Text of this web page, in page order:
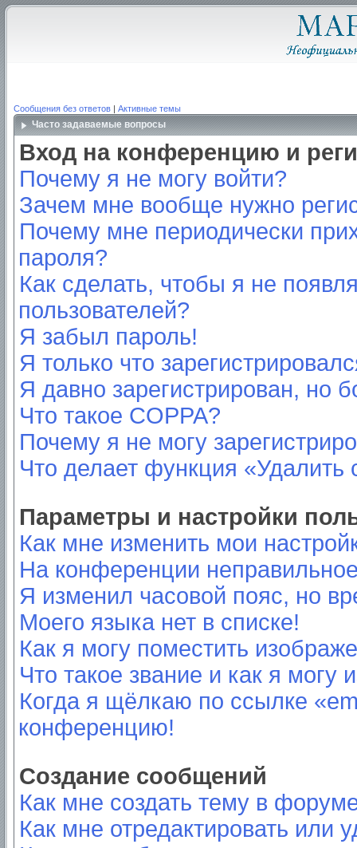
Сообщения без ответов | Активные темы
Часто задаваемые вопросы
Вход на конференцию и
Почему я не могу войти?
Зачем мне вообще нужно
Почему мне периодически
пароля?
Как сделать, чтобы я не
пользователей?
Я забыл пароль!
Я только что
Я давно зарегистрирован, но
Что такое COPPA?
Почему я не могу
Что делает функция
Параметры и настройки
Как мне изменить мои
На конференции
Я изменил часовой пояс, но
Моего языка нет в списке!
Как я могу поместить
Что такое звание и как я могу
Когда я щёлкаю по ссылке
конференцию!
Создание сообщений
Как мне создать тему в
Как мне отредактировать или